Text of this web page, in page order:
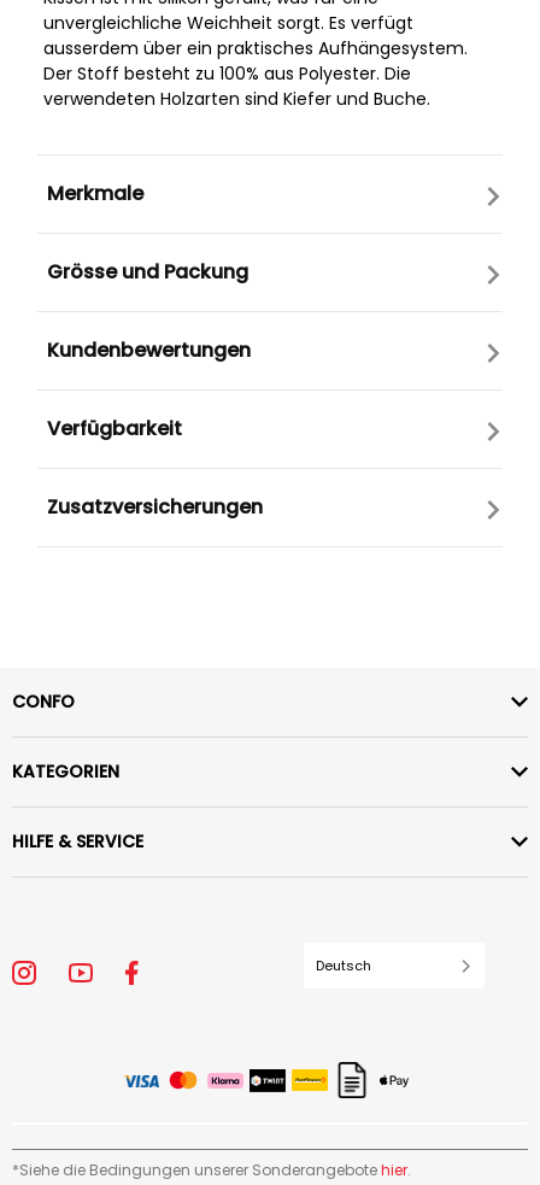
unvergleichliche Weichheit sorgt. Es verfügt
ausserdem über ein praktisches Aufhängesystem.
Der Stoff besteht zu 100% aus Polyester. Die
verwendeten Holzarten sind Kiefer und Buche.
Merkmale
Grösse und Packung
Kundenbewertungen
Verfügbarkeit
Zusatzversicherungen
CONFO
KATEGORIEN
HILFE & SERVICE
Deutsch
*Siehe die Bedingungen unserer Sonderangebotehier.